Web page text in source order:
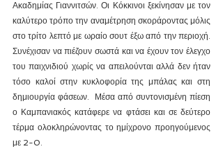
Ακαδημίας Γιαννιτσών. Οι Κόκκινοι ξεκίνησαν με τον
καλύτερο τρόπο την αναμέτρηση σκοράροντας μόλις
στο τρίτο λεπτό με ωραίο σουτ έξω από την περιοχή.
Συνέχισαν να πιέζουν σωστά και να έχουν τον έλεγχο
του παιχνιδιού χωρίς να απειλούνται αλλά δεν ήταν
τόσο καλοί στην κυκλοφορία της μπάλας και στη
δημιουργία φάσεων.  Μέσα από συντονισμένη πίεση
ο Καμπανιακός κατάφερε να φτάσει και σε δεύτερο
τέρμα ολοκληρώνοντας το ημίχρονο προηγούμενος
με 2-0.